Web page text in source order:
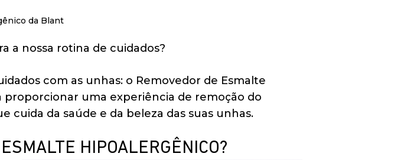
da Blant
a nossa rotina de cuidados?
com as unhas: o Removedor de Esmalte
uma experiência de remoção do
da saúde e da beleza das suas unhas.
HIPOALERGÊNICO?